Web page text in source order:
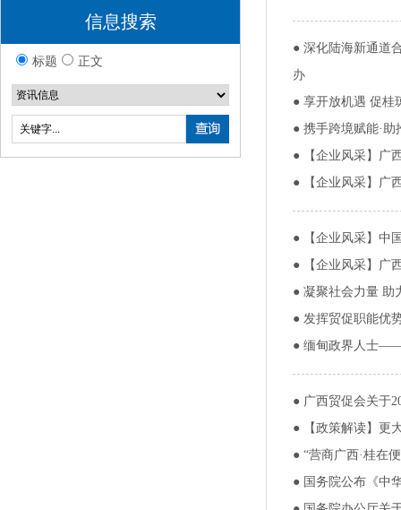
信息搜索
标题 正文
● 深化陆海新通道
办
● 享开放机遇 促桂
● 携手跨境赋能·
●
【企业风采】广
●
【企业风采】广
●
【企业风采】中
●
【企业风采】广
● 凝聚社会力量 助
● 发挥贸促职能优
● 缅甸政界人士——
● 广西贸促会关于
●
【政策解读】更
● “营商广西·桂在
● 国务院公布《中